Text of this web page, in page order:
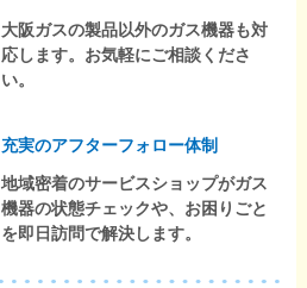
大阪ガスの製品以外のガス機器も対
応します。お気軽にご相談くださ
い。
充実のアフターフォロー体制
地域密着のサービスショップがガス
機器の状態チェックや、お困りごと
を即日訪問で解決します。